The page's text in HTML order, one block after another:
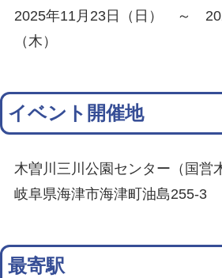
2025年11月23日（日） ～
（木）
イベント開催地
木曽川三川公園センター（国営
岐阜県海津市海津町油島255-3
最寄駅